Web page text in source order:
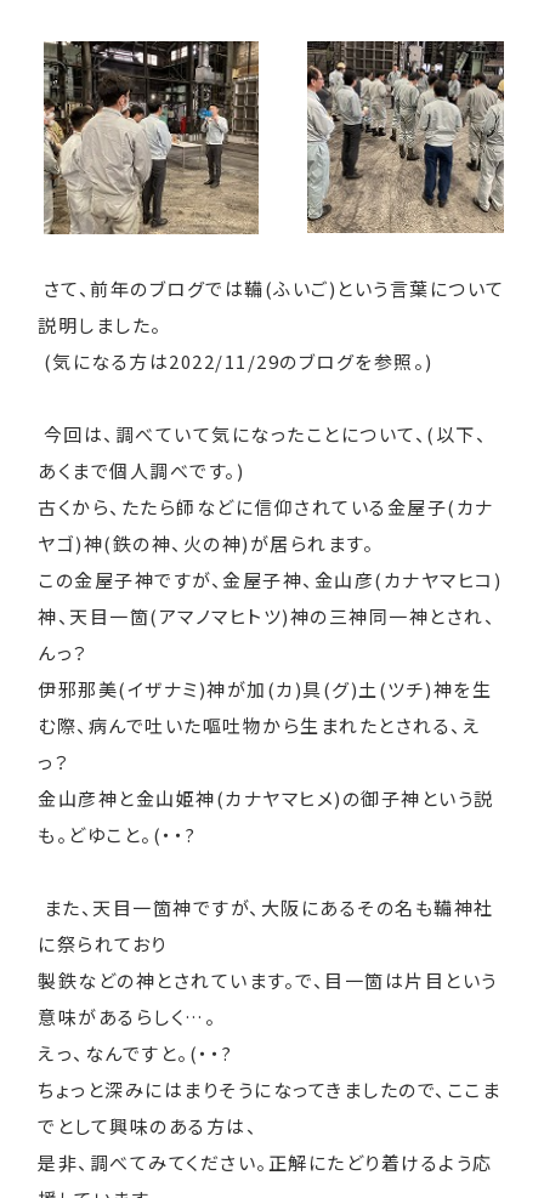
さて、前年のブログでは鞴(ふいご)という言葉について
説明しました。
(気になる方は2022/11/29のブログを参照。)
今回は、調べていて気になったことについて、(以下、
あくまで個人調べです。)
古くから、たたら師などに信仰されている金屋子(カナ
ヤゴ)神(鉄の神、火の神)が居られます。
この金屋子神ですが、金屋子神、金山彦(カナヤマヒコ)
神、天目一箇(アマノマヒトツ)神の三神同一神とされ、
んっ？
伊邪那美(イザナミ)神が加(カ)具(グ)土(ツチ)神を生
む際、病んで吐いた嘔吐物から生まれたとされる、え
っ？
金山彦神と金山姫神(カナヤマヒメ)の御子神という説
も。どゆこと。(・・?
また、天目一箇神ですが、大阪にあるその名も鞴神社
に祭られており
製鉄などの神とされています。で、目一箇は片目という
意味があるらしく…。
えっ、なんですと。(・・?
ちょっと深みにはまりそうになってきましたので、ここま
でとして興味のある方は、
是非、調べてみてください。正解にたどり着けるよう応